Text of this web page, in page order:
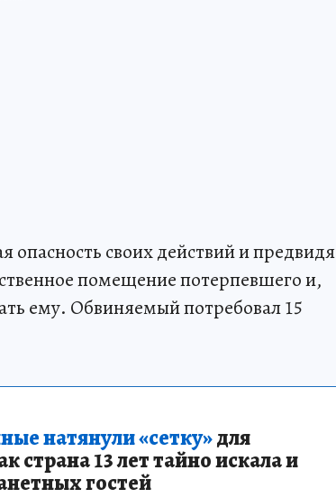
опасность своих действий и предвидя
помещение потерпевшего и,
ему. Обвиняемый потребовал 15
натянули «сетку»для
страна 13 лет тайно искала и
гостей